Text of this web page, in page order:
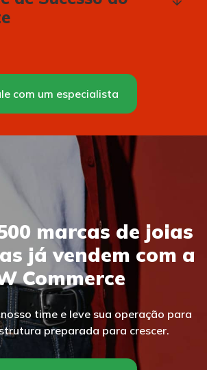
com um especialista
marcas de joias
já vendem com a
Commerce
time e leve sua operação para
preparada para crescer.